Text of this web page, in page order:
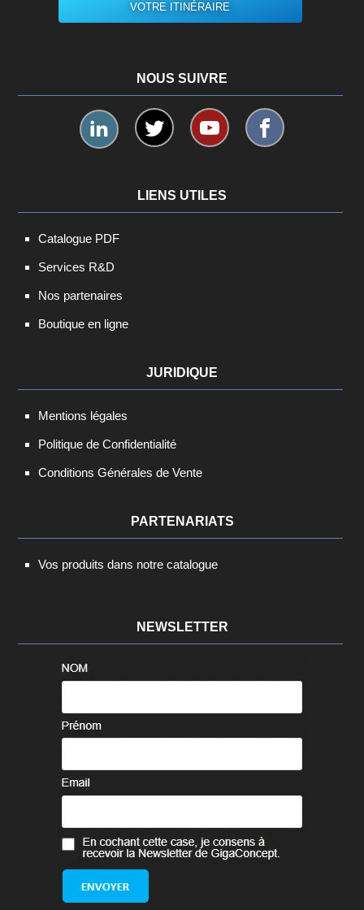
VOTRE ITINÉRAIRE
NOUS SUIVRE
LIENS UTILES
Catalogue PDF
Services R&D
Nos partenaires
Boutique en ligne
JURIDIQUE
Mentions légales
Politique de Confidentialité
Conditions Générales de Vente
PARTENARIATS
Vos produits dans notre catalogue
NEWSLETTER